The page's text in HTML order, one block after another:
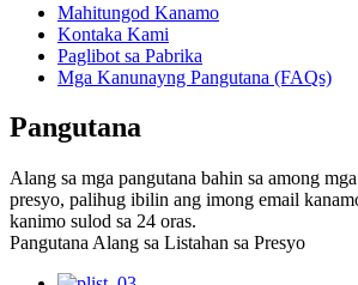
Mahitungod Kanamo
Kontaka Kami
Paglibot sa Pabrika
Mga Kanunayng Pangutana (FAQs)
Pangutana
Alang sa mga pangutana bahin sa among
presyo, palihug ibilin ang imong email
kanimo sulod sa 24 oras.
Pangutana Alang sa Listahan sa Presyo